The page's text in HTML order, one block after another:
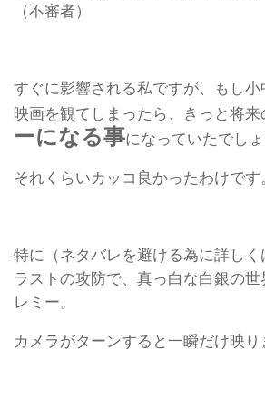
（不審者）
すぐに影響される私ですが、もし
映画を観てしまったら、きっと将来
ーになる事になっていたでしょ
それくらいカッコ良かったわけです
特に（ネタバレを避ける為に詳しく
ラストの攻防で、真っ白な白銀の
レミー。
カメラがターンすると一瞬だけ映り